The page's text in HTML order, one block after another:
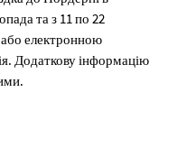
та з 11 по 22
або електронною
Додаткову інформацію